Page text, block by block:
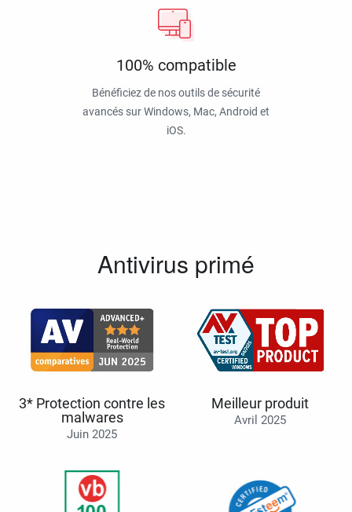
100% compatible
Bénéficiez de nos outils de sécurité
avancés sur Windows, Mac, Android et
iOS.
Antivirus primé
3* Protection contre les
malwares
Juin 2025
Meilleur produit
Avril 2025